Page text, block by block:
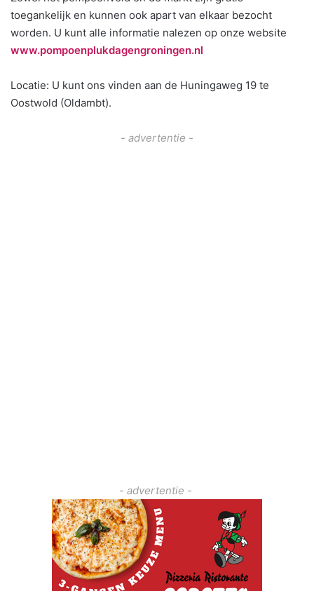
toegankelijk en kunnen ook apart van elkaar bezocht
worden. U kunt alle informatie nalezen op onze website
www.pompoenplukdagengroningen.nl
Locatie: U kunt ons vinden aan de Huningaweg 19 te
Oostwold (Oldambt).
- advertentie -
- advertentie -